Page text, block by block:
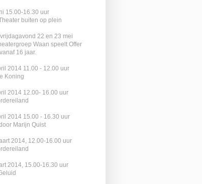
15.00-16.30 uur
buiten op plein
22 en 23 mei
Waan speelt Offer
16 jaar.
2014 11.00 - 12.00 uur
Koning
2014 12.00- 16.00 uur
2014 15.00 - 16.30 uur
Marijn Quist
2014, 12.00-16.00 uur
2014, 15.00-16.30 uur